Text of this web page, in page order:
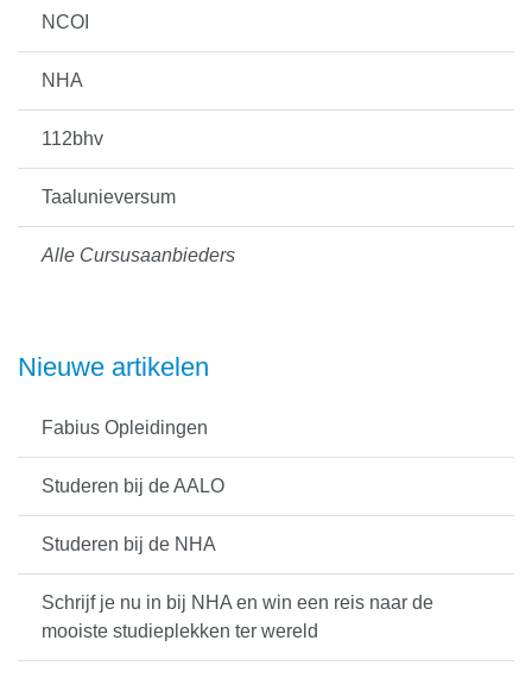
NCOI
NHA
112bhv
Taalunieversum
Alle Cursusaanbieders
Nieuwe artikelen
Fabius Opleidingen
Studeren bij de AALO
Studeren bij de NHA
Schrijf je nu in bij NHA en win een reis naar de
mooiste studieplekken ter wereld